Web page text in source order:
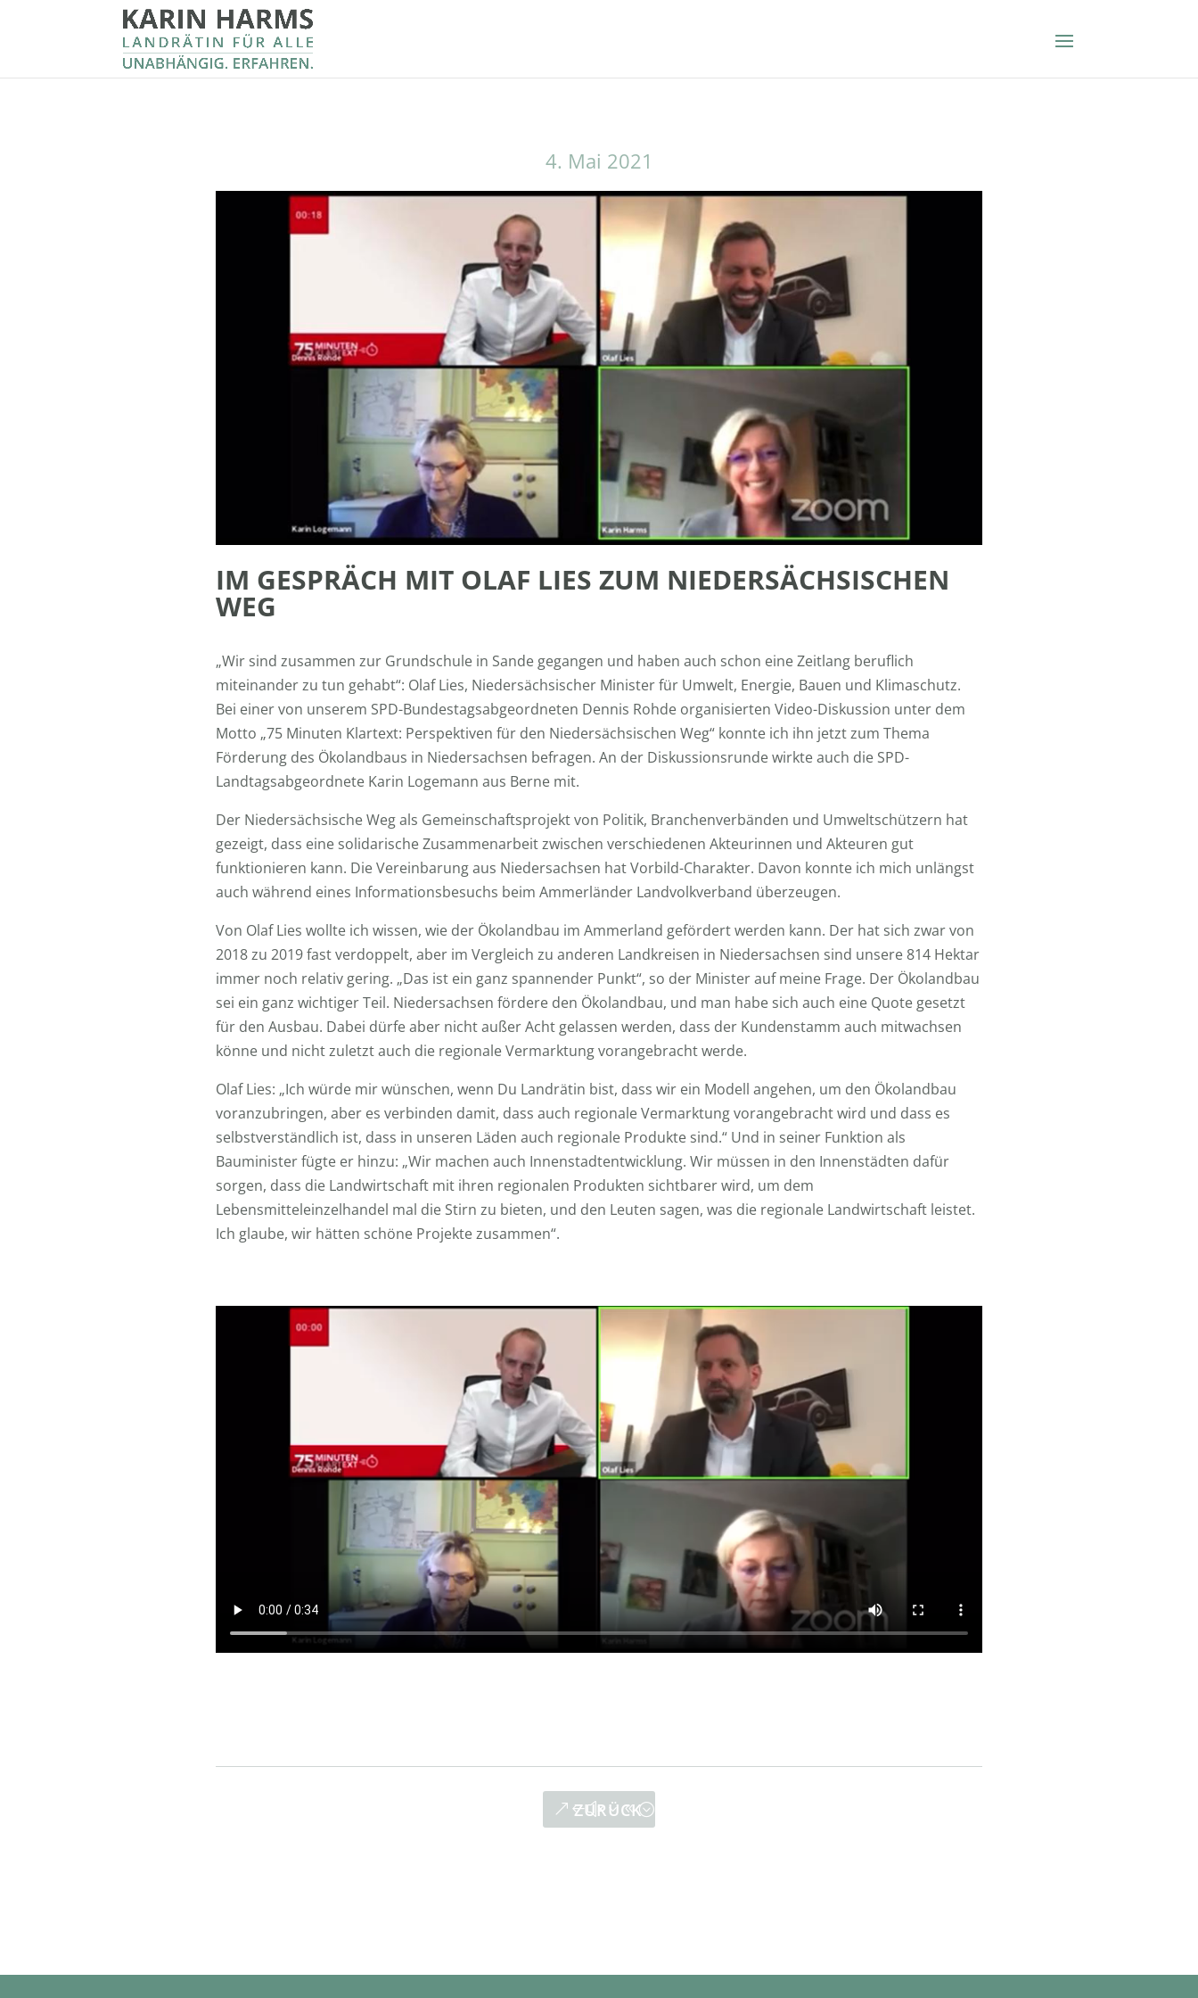
4. Mai 2021
IM GESPRÄCH MIT OLAF LIES ZUM NIEDERSÄCHSISCHEN
WEG
„Wir sind zusammen zur Grundschule in Sande gegangen und haben auch schon eine Zeitlang beruflich
miteinander zu tun gehabt“: Olaf Lies, Niedersächsischer Minister für Umwelt, Energie, Bauen und Klimaschutz.
Bei einer von unserem SPD-Bundestagsabgeordneten Dennis Rohde organisierten Video-Diskussion unter dem
Motto „75 Minuten Klartext: Perspektiven für den Niedersächsischen Weg“ konnte ich ihn jetzt zum Thema
Förderung des Ökolandbaus in Niedersachsen befragen. An der Diskussionsrunde wirkte auch die SPD-
Landtagsabgeordnete Karin Logemann aus Berne mit.
Der Niedersächsische Weg als Gemeinschaftsprojekt von Politik, Branchenverbänden und Umweltschützern hat
gezeigt, dass eine solidarische Zusammenarbeit zwischen verschiedenen Akteurinnen und Akteuren gut
funktionieren kann. Die Vereinbarung aus Niedersachsen hat Vorbild-Charakter. Davon konnte ich mich unlängst
auch während eines Informationsbesuchs beim Ammerländer Landvolkverband überzeugen.
Von Olaf Lies wollte ich wissen, wie der Ökolandbau im Ammerland gefördert werden kann. Der hat sich zwar von
2018 zu 2019 fast verdoppelt, aber im Vergleich zu anderen Landkreisen in Niedersachsen sind unsere 814 Hektar
immer noch relativ gering. „Das ist ein ganz spannender Punkt“, so der Minister auf meine Frage. Der Ökolandbau
sei ein ganz wichtiger Teil. Niedersachsen fördere den Ökolandbau, und man habe sich auch eine Quote gesetzt
für den Ausbau. Dabei dürfe aber nicht außer Acht gelassen werden, dass der Kundenstamm auch mitwachsen
könne und nicht zuletzt auch die regionale Vermarktung vorangebracht werde.
Olaf Lies: „Ich würde mir wünschen, wenn Du Landrätin bist, dass wir ein Modell angehen, um den Ökolandbau
voranzubringen, aber es verbinden damit, dass auch regionale Vermarktung vorangebracht wird und dass es
selbstverständlich ist, dass in unseren Läden auch regionale Produkte sind.“ Und in seiner Funktion als
Bauminister fügte er hinzu: „Wir machen auch Innenstadtentwicklung. Wir müssen in den Innenstädten dafür
sorgen, dass die Landwirtschaft mit ihren regionalen Produkten sichtbarer wird, um dem
Lebensmitteleinzelhandel mal die Stirn zu bieten, und den Leuten sagen, was die regionale Landwirtschaft leistet.
Ich glaube, wir hätten schöne Projekte zusammen“.
ZURÜCK